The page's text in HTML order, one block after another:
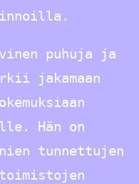
puhuja ja
jakamaan
Hän on
tunnettujen